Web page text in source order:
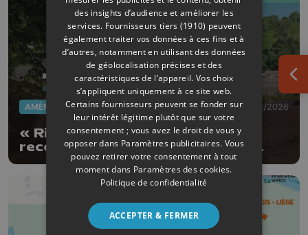
AMÉNAGEMENT DU TERRITOIRE 25/06/2026
« Rives » : mieux comprendre la
reconstruction de la vallée de la
Vesdre
des insights d’audience et améliorer les
services. Fournisseurs tiers (1910) peuvent
également traiter vos données à ces fins et à
d’autres, notamment en utilisant des données
de géolocalisation précises et des
caractéristiques de l’appareil. Vos choix
s’appliquent uniquement à ce site web.
Certains fournisseurs peuvent se fonder sur
leur intérêt légitime plutôt que sur votre
consentement ; vous avez le droit de vous y
opposer dans Paramètres publicitaires. Vous
pouvez retirer votre consentement à tout
moment dans Paramètres des cookies.
Politique de confidentialité
ACCEPTER & FERMER